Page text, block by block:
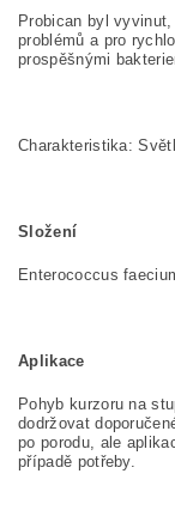
Probican byl
problémů a pro
prospěšnými
Charakteristika:
Složení
Enterococcus
Aplikace
Pohyb kurzoru na
dodržovat
po porodu, ale
případě potřeby.